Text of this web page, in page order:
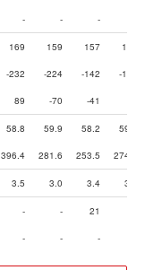
- - -
169 159 157 146
-232 -224 -142 -125
89 -70 -41
58.8 59.9 58.2 59.9
396.4 281.6 253.5 274.2
3.5 3.0 3.4 3.6
- - 21
- - -